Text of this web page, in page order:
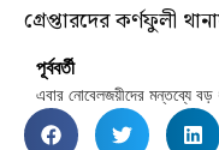
গ্রেপ্তারদের কর্ণফুলী
পূর্ববর্তী